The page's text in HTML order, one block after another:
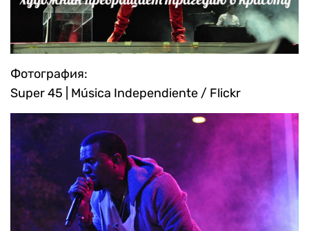
Фотография:
Super 45 | Música Independiente / Flickr